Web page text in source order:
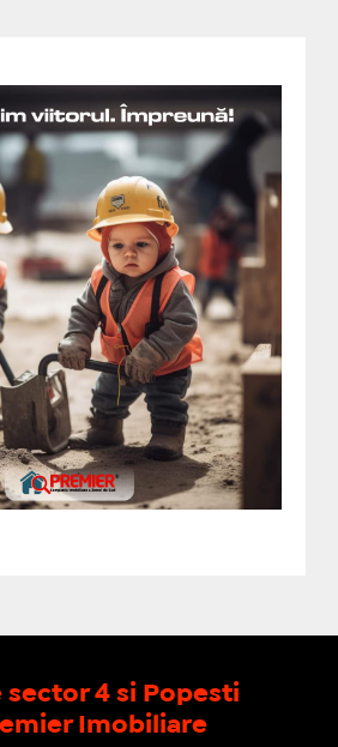
4 si Popesti
Imobiliare